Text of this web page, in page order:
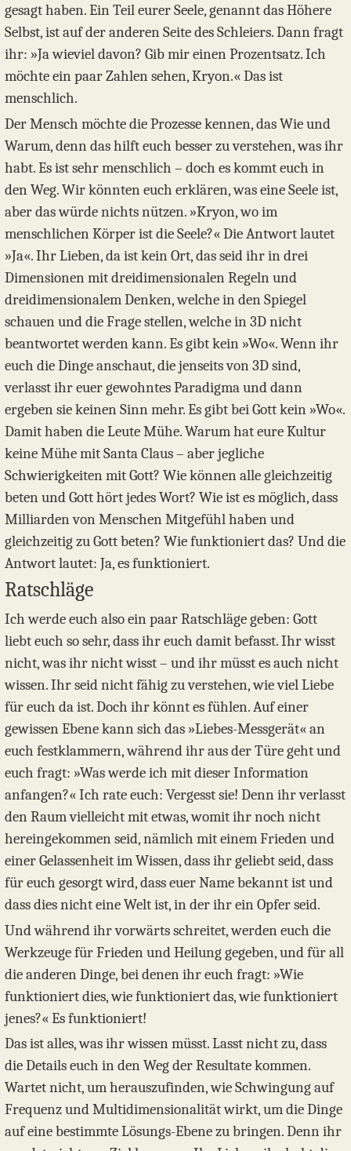
gesagt haben. Ein Teil eurer Seele, genannt das Höhere
Selbst, ist auf der anderen Seite des Schleiers. Dann fragt
ihr: »Ja wieviel davon? Gib mir einen Prozentsatz. Ich
möchte ein paar Zahlen sehen, Kryon.« Das ist
menschlich.
Der Mensch möchte die Prozesse kennen, das Wie und
Warum, denn das hilft euch besser zu verstehen, was ihr
habt. Es ist sehr menschlich – doch es kommt euch in
den Weg. Wir könnten euch erklären, was eine Seele ist,
aber das würde nichts nützen. »Kryon, wo im
menschlichen Körper ist die Seele?« Die Antwort lautet
»Ja«. Ihr Lieben, da ist kein Ort, das seid ihr in drei
Dimensionen mit dreidimensionalen Regeln und
dreidimensionalem Denken, welche in den Spiegel
schauen und die Frage stellen, welche in 3D nicht
beantwortet werden kann. Es gibt kein »Wo«. Wenn ihr
euch die Dinge anschaut, die jenseits von 3D sind,
verlasst ihr euer gewohntes Paradigma und dann
ergeben sie keinen Sinn mehr. Es gibt bei Gott kein »Wo«.
Damit haben die Leute Mühe. Warum hat eure Kultur
keine Mühe mit Santa Claus – aber jegliche
Schwierigkeiten mit Gott? Wie können alle gleichzeitig
beten und Gott hört jedes Wort? Wie ist es möglich, dass
Milliarden von Menschen Mitgefühl haben und
gleichzeitig zu Gott beten? Wie funktioniert das? Und die
Antwort lautet: Ja, es funktioniert.
Ratschläge
Ich werde euch also ein paar Ratschläge geben: Gott
liebt euch so sehr, dass ihr euch damit befasst. Ihr wisst
nicht, was ihr nicht wisst – und ihr müsst es auch nicht
wissen. Ihr seid nicht fähig zu verstehen, wie viel Liebe
für euch da ist. Doch ihr könnt es fühlen. Auf einer
gewissen Ebene kann sich das »Liebes-Messgerät« an
euch festklammern, während ihr aus der Türe geht und
euch fragt: »Was werde ich mit dieser Information
anfangen?« Ich rate euch: Vergesst sie! Denn ihr verlasst
den Raum vielleicht mit etwas, womit ihr noch nicht
hereingekommen seid, nämlich mit einem Frieden und
einer Gelassenheit im Wissen, dass ihr geliebt seid, dass
für euch gesorgt wird, dass euer Name bekannt ist und
dass dies nicht eine Welt ist, in der ihr ein Opfer seid.
Und während ihr vorwärts schreitet, werden euch die
Werkzeuge für Frieden und Heilung gegeben, und für all
die anderen Dinge, bei denen ihr euch fragt: »Wie
funktioniert dies, wie funktioniert das, wie funktioniert
jenes?« Es funktioniert!
Das ist alles, was ihr wissen müsst. Lasst nicht zu, dass
die Details euch in den Weg der Resultate kommen.
Wartet nicht, um herauszufinden, wie Schwingung auf
Frequenz und Multidimensionalität wirkt, um die Dinge
auf eine bestimmte Lösungs-Ebene zu bringen. Denn ihr